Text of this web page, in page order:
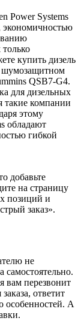
Power Systems
экономичностью
купить дизель
шумозащитном
QSB7-G4.
для дизельных
такие компании
этому
обладают
гибкой
добавьте
на страницу
позиций и
заказ».
не
самостоятельно.
вам перезвонит
ответит
особенностей. А